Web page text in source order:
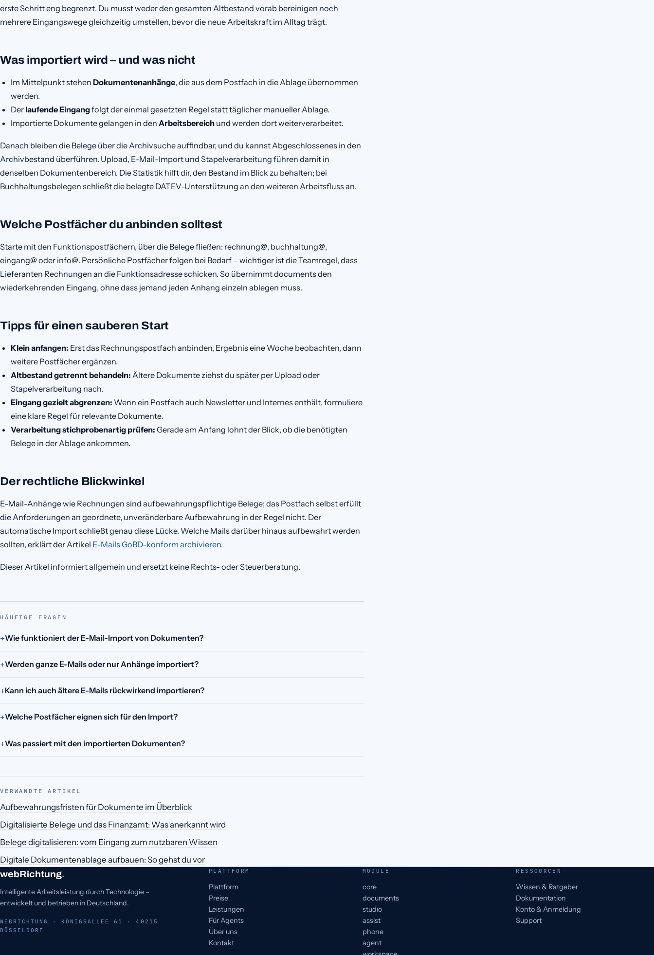
erste Schritt eng begrenzt. Du musst weder den gesamten Altbestand vorab bereinigen noch
mehrere Eingangswege gleichzeitig umstellen, bevor die neue Arbeitskraft im Alltag trägt.
Was importiert wird – und was nicht
Im Mittelpunkt stehenDokumentenanhänge, die aus dem Postfach in die Ablage übernommen
werden.
Der laufende Eingangfolgt der einmal gesetzten Regel statt täglicher manueller Ablage.
Importierte Dokumente gelangen in den Arbeitsbereich und werden dort weiterverarbeitet.
Danach bleiben die Belege über die Archivsuche auffindbar, und du kannst Abgeschlossenes in den
Archivbestand überführen. Upload, E-Mail-Import und Stapelverarbeitung führen damit in
denselben Dokumentenbereich. Die Statistik hilft dir, den Bestand im Blick zu behalten; bei
Buchhaltungsbelegen schließt die belegte DATEV-Unterstützung an den weiteren Arbeitsfluss an.
Welche Postfächer du anbinden solltest
Starte mit den Funktionspostfächern, über die Belege fließen: rechnung@, buchhaltung@,
eingang@ oder info@. Persönliche Postfächer folgen bei Bedarf – wichtiger ist die Teamregel, dass
Lieferanten Rechnungen an die Funktionsadresse schicken. So übernimmt documents den
wiederkehrenden Eingang, ohne dass jemand jeden Anhang einzeln ablegen muss.
Tipps für einen sauberen Start
Klein anfangen: Erst das Rechnungspostfach anbinden, Ergebnis eine Woche beobachten, dann
weitere Postfächer ergänzen.
Altbestand getrennt behandeln: Ältere Dokumente ziehst du später per Upload oder
Stapelverarbeitung nach.
Eingang gezielt abgrenzen: Wenn ein Postfach auch Newsletter und Internes enthält, formuliere
eine klare Regel für relevante Dokumente.
Verarbeitung stichprobenartig prüfen: Gerade am Anfang lohnt der Blick, ob die benötigten
Belege in der Ablage ankommen.
Der rechtliche Blickwinkel
E-Mail-Anhänge wie Rechnungen sind aufbewahrungspflichtige Belege; das Postfach selbst erfüllt
die Anforderungen an geordnete, unveränderbare Aufbewahrung in der Regel nicht. Der
automatische Import schließt genau diese Lücke. Welche Mails darüber hinaus aufbewahrt werden
sollten, erklärt der Artikel E-Mails GoBD-konform archivieren.
Dieser Artikel informiert allgemein und ersetzt keine Rechts- oder Steuerberatung.
HÄUFIGE FRAGEN
Wie funktioniert der E-Mail-Import von Dokumenten?
Werden ganze E-Mails oder nur Anhänge importiert?
Kann ich auch ältere E-Mails rückwirkend importieren?
Welche Postfächer eignen sich für den Import?
Was passiert mit den importierten Dokumenten?
VERWANDTE ARTIKEL
Aufbewahrungsfristen für Dokumente im Überblick
Digitalisierte Belege und das Finanzamt: Was anerkannt wird
Belege digitalisieren: vom Eingang zum nutzbaren Wissen
Digitale Dokumentenablage aufbauen: So gehst du vor
webRichtung.
Intelligente Arbeitsleistung durch Technologie –
entwickelt und betrieben in Deutschland.
WEBRICHTUNG · KÖNIGSALLEE 61 · 40215
DÜSSELDORF
PLATTFORM
Plattform
Preise
Leistungen
Für Agents
Über uns
Kontakt
MODULE
core
documents
studio
assist
phone
agent
RESSOURCEN
Wissen & Ratgeber
Dokumentation
Konto & Anmeldung
Support